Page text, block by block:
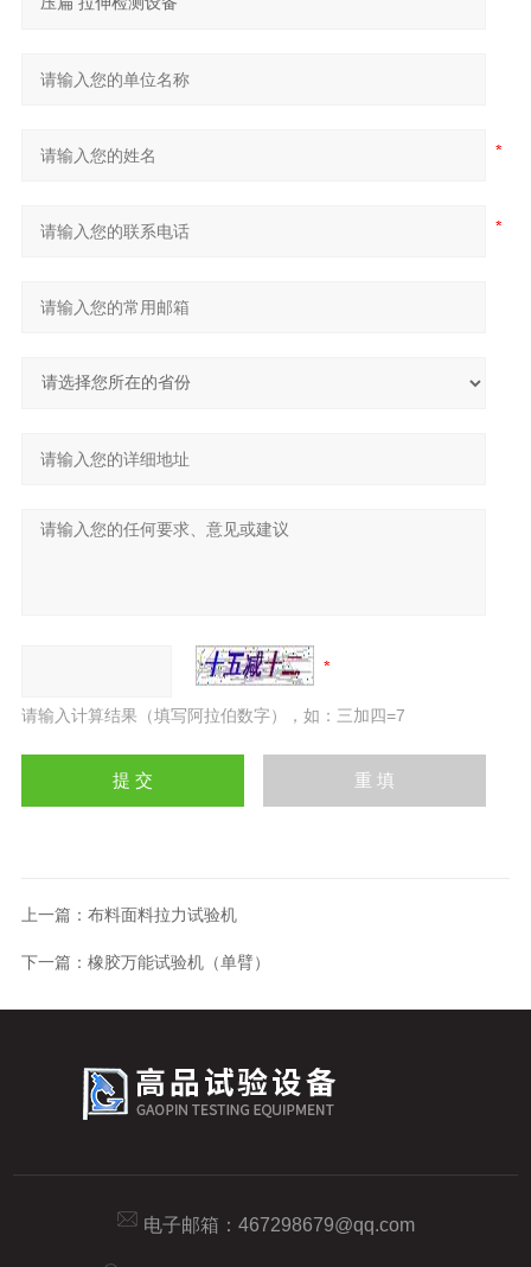
请输入计算结果（填写阿拉伯数字），如：三加四=7
上一篇： 布料面料拉力试验机
下一篇： 橡胶万能试验机（单臂）
电子邮箱： 467298679@qq.com